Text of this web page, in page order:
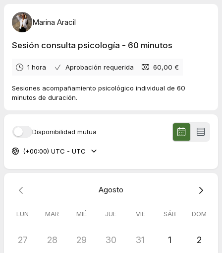
Marina Aracil
Sesión consulta psicología - 60 minutos
1 hora Aprobación requerida 60,00 €
Sesiones acompañamiento psicológico individual de 60
minutos de duración.
Disponibilidad mutua
(+00:00) UTC - UTC
Agosto
LUN MAR MIÉ JUE VIE SÁB DOM
27 28 29 30 31 1 2